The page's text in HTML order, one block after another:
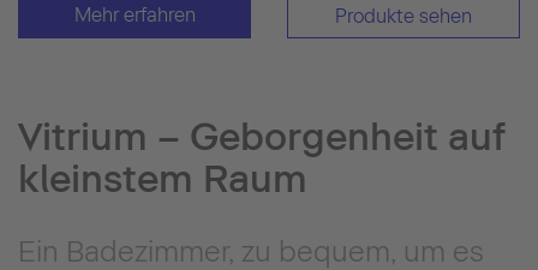
Mehr erfahren Produkte sehen
Vitrium – Geborgenheit auf
kleinstem Raum
Ein Badezimmer, zu bequem, um es